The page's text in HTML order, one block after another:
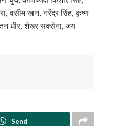
वसीम खान, नरेंद्र सिंह, कृष्ण
धीर, शेखर सक्सेना, जय
Send